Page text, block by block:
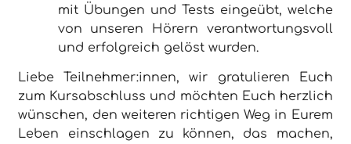
mit Übungen und Tests eingeübt, welche
von unseren Hörern verantwortungsvoll
und erfolgreich gelöst wurden.
Liebe Teilnehmer:innen, wir gratulieren Euch
zum Kursabschluss und möchten Euch herzlich
wünschen, den weiteren richtigen Weg in Eurem
Leben einschlagen zu können, das machen,